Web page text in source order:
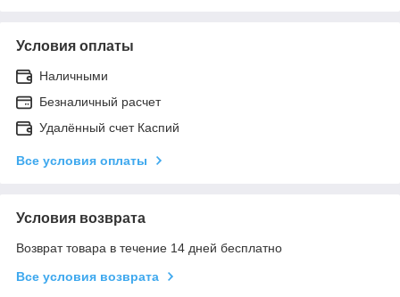
Условия оплаты
Наличными
Безналичный расчет
Удалённый счет Каспий
Все условия оплаты
Условия возврата
Возврат товара в течение 14 дней бесплатно
Все условия возврата